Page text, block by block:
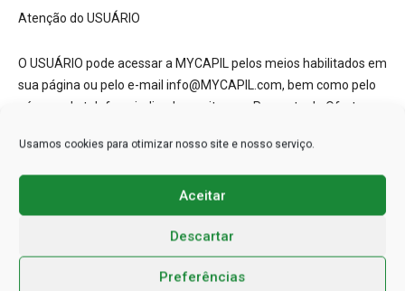
Usamos cookies para otimizar nosso site e nosso serviço.
Aceitar
Descartar
Preferências
Atenção do USUÁRIO
O USUÁRIO pode acessar a MYCAPIL pelos meios habilitados em
sua página ou pelo e-mail info@MYCAPIL.com, bem como pelo
número de telefone indicado no site e na Proposta de Oferta
Subcontratados
A MYCAPIL se reserva o direito de solicitar os serviços
contratuais que possam ser necessários a terceiros como
agentes, sem o consentimento prévio do USUÁRIO.